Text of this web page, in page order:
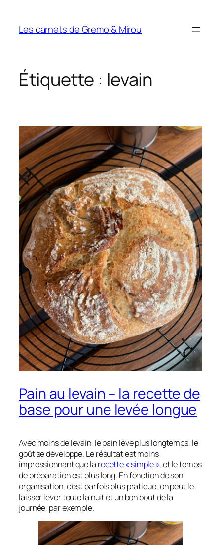
contenu
Les carnets de Gremo & Mirou
Étiquette : levain
Pain au levain – la recette de
base pour une levée longue
Avec moins de levain, le pain lève plus longtemps, le
goût se développe. Le résultat est moins
impressionnant que la recette « simple », et le temps
de préparation est plus long. En fonction de son
organisation, c’est parfois plus pratique, on peut le
laisser lever toute la nuit et un bon bout de la
journée, par exemple.